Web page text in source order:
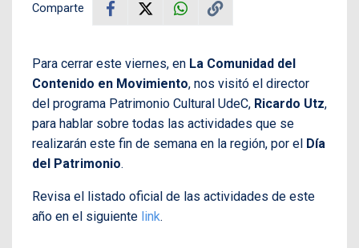
Comparte
Para cerrar este viernes, en La Comunidad del
Contenido en Movimiento, nos visitó el director
del programa Patrimonio Cultural UdeC, Ricardo Utz,
para hablar sobre todas las actividades que se
realizarán este fin de semana en la región, por el Día
del Patrimonio.
Revisa el listado oficial de las actividades de este
año en el siguiente link.